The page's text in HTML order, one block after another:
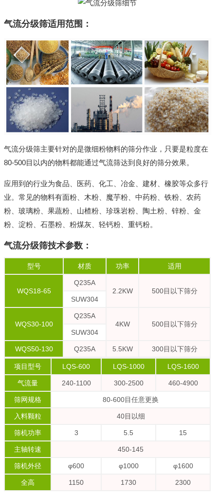
气流分级筛适用范围：
气流分级筛主要针对的是微细粉物料的筛分作业，只要是粒度在
80-500目以内的物料都能通过气流筛达到良好的筛分效果。
应用到的行业为食品、医药、化工、冶金、建材、橡胶等众多行
业。常见的物料有面粉、木粉、魔芋粉、中药粉、铁粉、农药
粉、玻璃粉、果蔬粉、山楂粉、珍珠岩粉、陶土粉、锌粉、金
粉、淀粉、石墨粉、粉煤灰、轻钙粉、重钙粉。
气流分级筛技术参数：
型号 材质 功率 适用
WQS18-65
Q235A
2.2KW
500目以下筛分
SUW304
WQS30-100
Q235A
4KW
500目以下筛分
SUW304
WQS50-130 Q235A 5.5KW 300目以下筛分
项目型号 LQS-600 LQS-1000 LQS-1600
气流量 240-1100 300-2500 460-4900
筛网规格 80-600目任意更换
入料颗粒 40目以细
筛机功率 3 5.5 15
主轴转速 450-145
筛机外径 φ600 φ1000 φ1600
全高 1150 1730 2300